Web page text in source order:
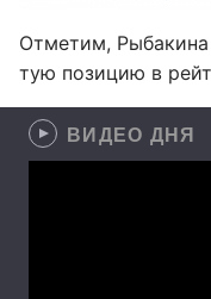
Отметим, Рыбакина
тую позицию в
ВИДЕО ДНЯ